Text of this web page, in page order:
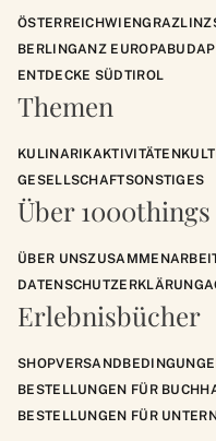
ÖSTERREICHWIENGRAZLINZ
BERLINGANZ EUROPA
ENTDECKE SÜDTIROL
Themen
KULINARIKAKTIVITÄTEN
GESELLSCHAFTSONSTIGES
Über 1000things
ÜBER UNS
DATENSCHUTZERKLÄRUNG
Erlebnisbücher
SHOP
BESTELLUNGEN FÜR
BESTELLUNGEN FÜR